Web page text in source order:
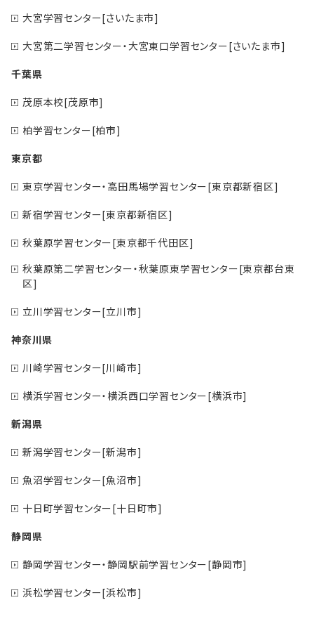
大宮学習センター[さいたま市]
大宮第二学習センター・大宮東口学習センター[さいたま市]
千葉県
茂原本校[茂原市]
柏学習センター[柏市]
東京都
東京学習センター・高田馬場学習センター[東京都新宿区]
新宿学習センター[東京都新宿区]
秋葉原学習センター[東京都千代田区]
秋葉原第二学習センター・秋葉原東学習センター[東京都台東
区]
立川学習センター[立川市]
神奈川県
川崎学習センター[川崎市]
横浜学習センター・横浜西口学習センター[横浜市]
新潟県
新潟学習センター[新潟市]
魚沼学習センター[魚沼市]
十日町学習センター[十日町市]
静岡県
静岡学習センター・静岡駅前学習センター[静岡市]
浜松学習センター[浜松市]